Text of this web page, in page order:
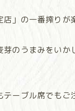
店」の一番搾りが
芽のうまみをい
テーブル席でも